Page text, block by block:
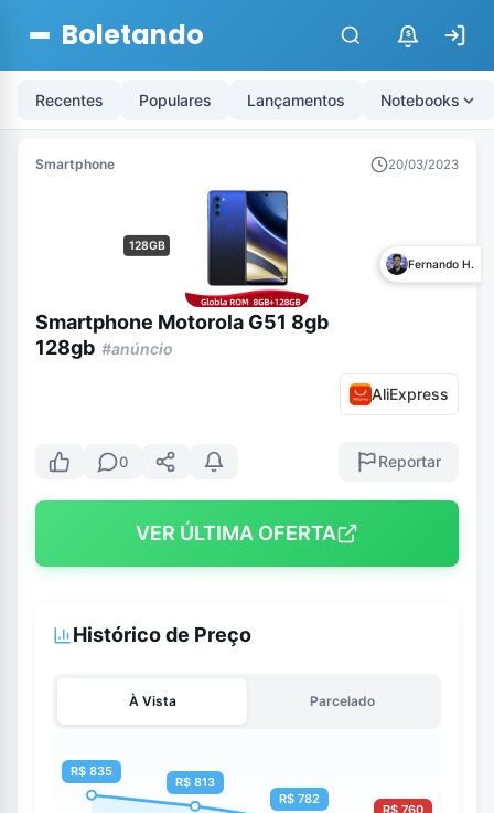
Boletando $
Recentes Populares Lançamentos Notebooks
Smartphone 20/03/2023
128GB
Fernando H.
Smartphone Motorola G51 8gb
128gb #anúncio
AliExpress
0 Reportar
VER ÚLTIMA OFERTA
Histórico de Preço
À Vista Parcelado